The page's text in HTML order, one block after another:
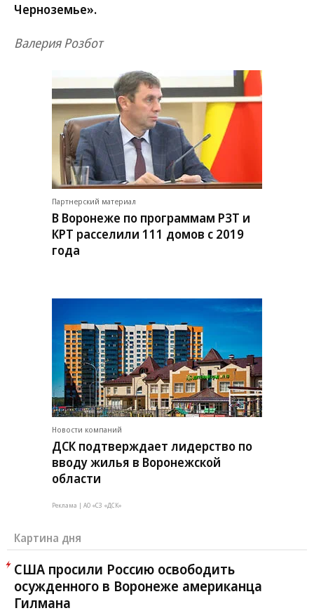
Черноземье».
Валерия Розбот
Партнерский материал
В Воронеже по программам РЗТ и
КРТ расселили 111 домов с 2019
года
Новости компаний
ДСК подтверждает лидерство по
вводу жилья в Воронежской
области
Реклама | АО «СЗ «ДСК»
Картина дня
США просили Россию освободить
осужденного в Воронеже американца
Гилмана